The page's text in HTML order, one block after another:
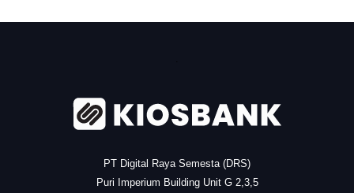
PT Digital Raya Semesta (DRS)
Puri Imperium Building Unit G 2,3,5